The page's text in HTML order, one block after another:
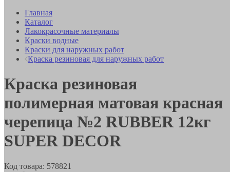
Главная
Каталог
Лакокрасочные материалы
Краски водные
Краски для наружных работ
Краска резиновая для наружных работ
Краска резиновая
полимерная матовая красная
черепица №2 RUBBER 12кг
SUPER DECOR
Код товара: 578821